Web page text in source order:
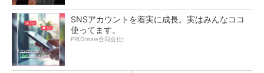
SNSアカウントを着実に成長。実はみんなココ
使ってます。
PR(Dreaw合同会社)